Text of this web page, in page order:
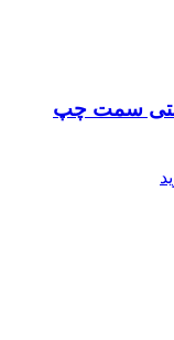
شعله 2 فر با گریل 60 سانتی سمت چپ